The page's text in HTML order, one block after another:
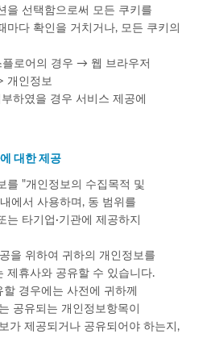
을 선택함으로써 모든 쿠키를
마다 확인을 거치거나, 모든 쿠키의
로어의 경우 → 웹 브라우저
개인정보
하였을 경우 서비스 제공에
대한 제공
를 "개인정보의 수집목적 및
에서 사용하며, 동 범위를
타기업·기관에 제공하지
을 위하여 귀하의 개인정보를
제휴사와 공유할 수 있습니다.
경우에는 사전에 귀하께
공유되는 개인정보항목이
가 제공되거나 공유되어야 하는지,